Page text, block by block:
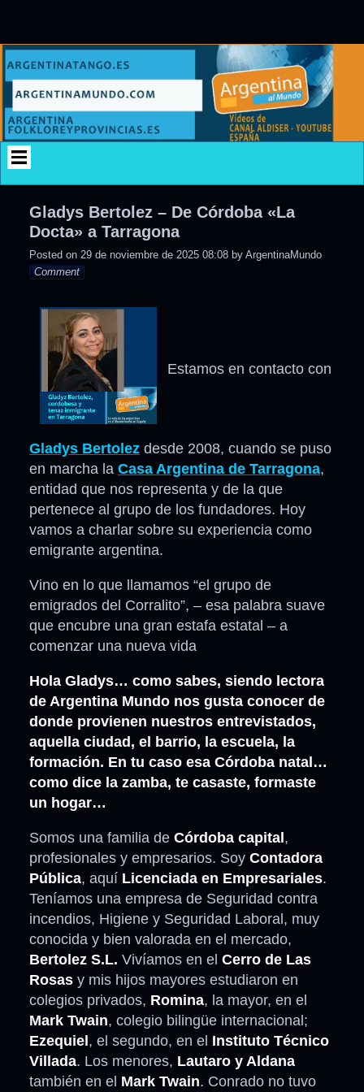
content
Gladys Bertolez – De Córdoba «La
Docta» a Tarragona
Posted on 29 de noviembre de 2025 08:08 by ArgentinaMundo
Comment
Estamos en contacto con
Gladys Bertolez desde 2008, cuando se puso
en marcha la Casa Argentina de Tarragona,
entidad que nos representa y de la que
pertenece al grupo de los fundadores. Hoy
vamos a charlar sobre su experiencia como
emigrante argentina.
Vino en lo que llamamos “el grupo de
emigrados del Corralito”, – esa palabra suave
que encubre una gran estafa estatal – a
comenzar una nueva vida
Hola Gladys… como sabes, siendo lectora
de Argentina Mundo nos gusta conocer de
donde provienen nuestros entrevistados,
aquella ciudad, el barrio, la escuela, la
formación. En tu caso esa Córdoba natal…
como dice la zamba, te casaste, formaste
un hogar…
Somos una familia de Córdoba capital ,
profesionales y empresarios. Soy Contadora
Pública, aquí Licenciada en Empresariales.
Teníamos una empresa de Seguridad contra
incendios, Higiene y Seguridad Laboral, muy
conocida y bien valorada en el mercado,
Bertolez S.L. Vivíamos en el Cerro de Las
Rosas y mis hijos mayores estudiaron en
colegios privados, Romina, la mayor, en el
Mark Twain, colegio bilingüe internacional;
Ezequiel , el segundo, en el Instituto Técnico
Villada. Los menores, Lautaro y Aldana
también en el Mark Twain. Conrado no tuvo